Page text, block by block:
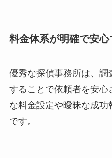
料金体系が明確で安
優秀な探偵事務所は、
することで依頼者を安
な料金設定や曖昧な成
です。